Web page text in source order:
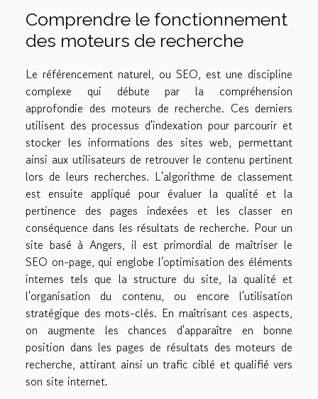
Comprendre le fonctionnement
des moteurs de recherche
Le référencement naturel, ou SEO, est une discipline
complexe qui débute par la compréhension
approfondie des moteurs de recherche. Ces derniers
utilisent des processus d'indexation pour parcourir et
stocker les informations des sites web, permettant
ainsi aux utilisateurs de retrouver le contenu pertinent
lors de leurs recherches. L'algorithme de classement
est ensuite appliqué pour évaluer la qualité et la
pertinence des pages indexées et les classer en
conséquence dans les résultats de recherche. Pour un
site basé à Angers, il est primordial de maîtriser le
SEO on-page, qui englobe l'optimisation des éléments
internes tels que la structure du site, la qualité et
l'organisation du contenu, ou encore l'utilisation
stratégique des mots-clés. En maîtrisant ces aspects,
on augmente les chances d'apparaître en bonne
position dans les pages de résultats des moteurs de
recherche, attirant ainsi un trafic ciblé et qualifié vers
son site internet.